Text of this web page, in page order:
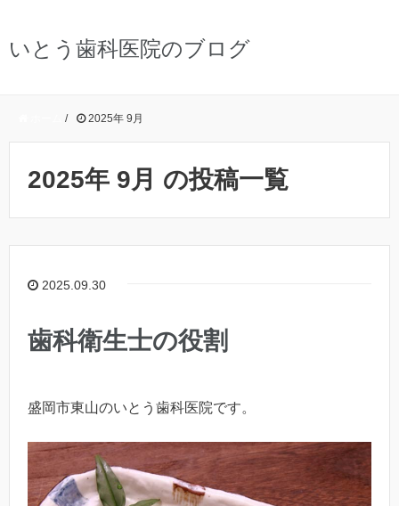
いとう歯科医院のブログ
/ 2025年 9月
2025年 9月 の投稿一覧
2025.09.30
歯科衛生士の役割
盛岡市東山のいとう歯科医院です。